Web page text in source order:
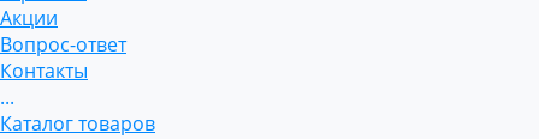
Акции
Вопрос-ответ
Контакты
...
Каталог товаров